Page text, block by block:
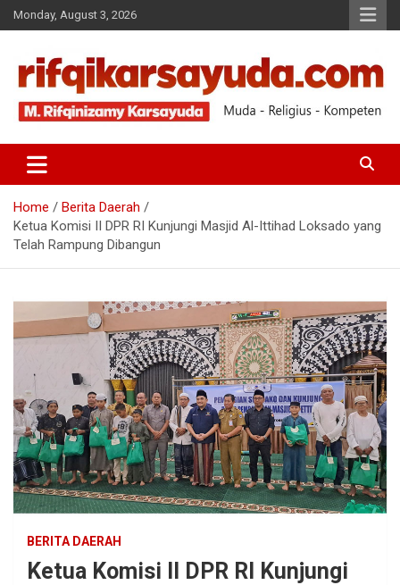
Monday, August 3, 2026
RIFQI KARSAYUDA
Home
Berita Daerah
Ketua Komisi II DPR RI Kunjungi Masjid Al-Ittihad Loksado yang
Telah Rampung Dibangun
BERITA DAERAH
Ketua Komisi II DPR RI Kunjungi